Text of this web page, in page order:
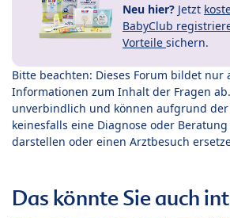
Neu hier? Jetzt
BabyClub
Vorteile sichern.
Bitte beachten: Dieses Forum bildet nur
Informationen zum Inhalt der Fragen
unverbindlich und können aufgrund
keinesfalls eine Diagnose oder
darstellen oder einen Arztbesuch
Das könnte Sie auch